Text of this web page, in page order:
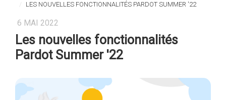
LES NOUVELLES FONCTIONNALITÉS PARDOT SUMMER '22
6 MAI 2022
Les nouvelles fonctionnalités
Pardot Summer '22